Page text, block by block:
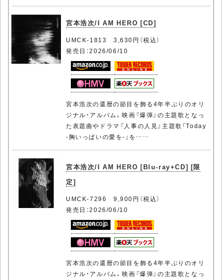
宮本浩次/I AM HERO [CD]
UMCK-1813 3,630円（税込）
発売日：2026/06/10
宮本浩次の還暦の節目を飾る4年半ぶりのオリ
ジナル・アルバム。映画『爆弾』の主題歌となっ
た表題曲やドラマ『人事の人見』主題歌「Today
-胸いっぱいの愛を-」を……
宮本浩次/I AM HERO [Blu-ray+CD] [限
定]
UMCK-7296 9,900円（税込）
発売日：2026/06/10
宮本浩次の還暦の節目を飾る4年半ぶりのオリ
ジナル・アルバム。映画『爆弾』の主題歌となっ